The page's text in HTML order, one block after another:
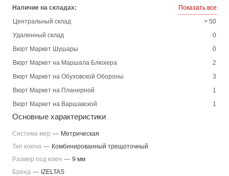
Наличие на складах:
Показать все
Центральный склад
> 50
Удаленный склад
0
Вюрт Маркет Шушары
0
Вюрт Маркет на Маршала Блюхера
2
Вюрт Маркет на Обуховской Обороны
3
Вюрт Маркет на Планерной
1
Вюрт Маркет на Варшавской
1
Основные характеристики
Система мер — Метрическая
Тип ключа — Комбинированный трещоточный
Размер под ключ — 9 мм
Бренд — IZELTAS